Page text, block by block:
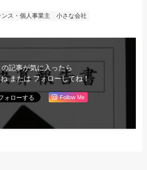
ンス・個人事業主 小さな会社
の記事が気に入ったら
または フォローしてね！
Follow Me